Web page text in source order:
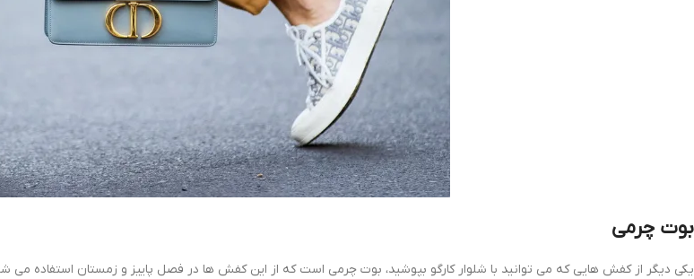
بوت چرمی
یکی دیگر از کفش هایی که می توانید با شلوار کارگو بپوشید، بوت چرمی است که از این کفش ها در فصل پاییز و زمستان استفاده می